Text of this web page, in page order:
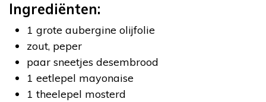
Ingrediënten:
1 grote aubergine olijfolie
zout, peper
paar sneetjes desembrood
1 eetlepel mayonaise
1 theelepel mosterd